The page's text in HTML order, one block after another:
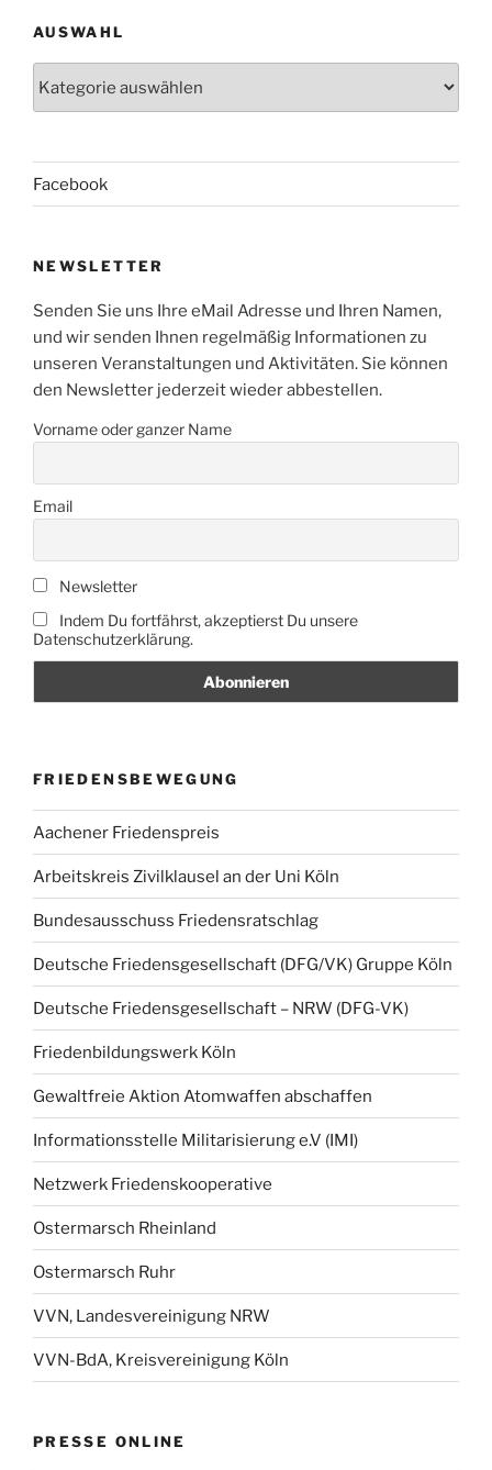
AUSWAHL
Facebook
NEWSLETTER
Senden Sie uns Ihre eMail Adresse und Ihren Namen,
und wir senden Ihnen regelmäßig Informationen zu
unseren Veranstaltungen und Aktivitäten. Sie können
den Newsletter jederzeit wieder abbestellen.
Vorname oder ganzer Name
Email
Newsletter
Indem Du fortfährst, akzeptierst Du unsere
Datenschutzerklärung.
FRIEDENSBEWEGUNG
Aachener Friedenspreis
Arbeitskreis Zivilklausel an der Uni Köln
Bundesausschuss Friedensratschlag
Deutsche Friedensgesellschaft (DFG/VK) Gruppe Köln
Deutsche Friedensgesellschaft – NRW (DFG-VK)
Friedenbildungswerk Köln
Gewaltfreie Aktion Atomwaffen abschaffen
Informationsstelle Militarisierung e.V (IMI)
Netzwerk Friedenskooperative
Ostermarsch Rheinland
Ostermarsch Ruhr
VVN, Landesvereinigung NRW
VVN-BdA, Kreisvereinigung Köln
PRESSE ONLINE